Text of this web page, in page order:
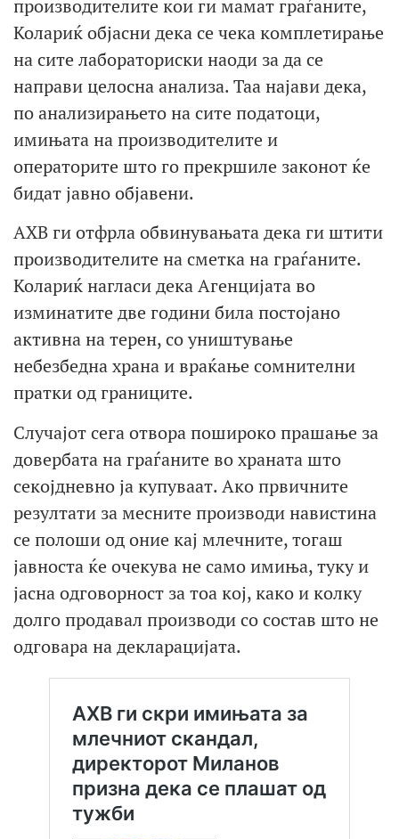
производителите кои ги мамат граѓаните,
Колариќ објасни дека се чека комплетирање
на сите лабораториски наоди за да се
направи целосна анализа. Таа најави дека,
по анализирањето на сите податоци,
имињата на производителите и
операторите што го прекршиле законот ќе
бидат јавно објавени.
АХВ ги отфрла обвинувањата дека ги штити
производителите на сметка на граѓаните.
Колариќ нагласи дека Агенцијата во
изминатите две години била постојано
активна на терен, со уништување
небезбедна храна и враќање сомнителни
пратки од границите.
Случајот сега отвора пошироко прашање за
довербата на граѓаните во храната што
секојдневно ја купуваат. Ако првичните
резултати за месните производи навистина
се полоши од оние кај млечните, тогаш
јавноста ќе очекува не само имиња, туку и
јасна одговорност за тоа кој, како и колку
долго продавал производи со состав што не
одговара на декларацијата.